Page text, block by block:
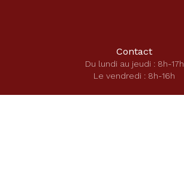
Contact
Du lundi au jeudi : 8h-17h
Le vendredi : 8h-16h